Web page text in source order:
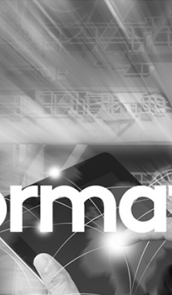
Purpose Marketing
Reputatie & crisis